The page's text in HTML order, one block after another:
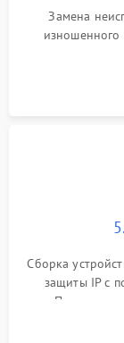
Замена
изношенного
разъемов и
Сборка
защиты IP с
абсолютно